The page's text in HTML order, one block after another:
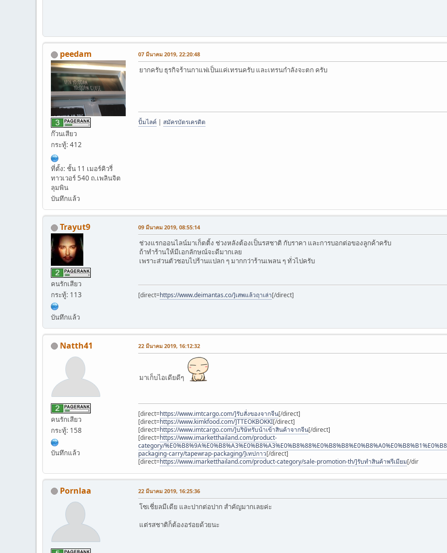
peedam
ก๊วนเสียว
กระทู้: 412
ที่ตั้ง: ชั้น 11 เมอร์คิวรี่
ทาวเวอร์ 540 ถ.เพลินจิต
ลุมพิน
บันทึกแล้ว
07 มีนาคม 2019, 22:20:48
ยากครับ ธุรกิจร้านกาแฟเป็นแค่เทรนครับ และเทรนกำลังจะตก ครับ
ปั้มไลค์ | สมัครบัตรเครดิต
Trayut9
คนรักเสียว
กระทู้: 113
บันทึกแล้ว
09 มีนาคม 2019, 08:55:14
ช่วงแรกออนไลน์มาเก็ตติ้ง ช่วงหลังต้องเป็นรสชาติ กับราคา และการบอกต่อของลูกค้าครับ
ถ้าทำร้านให้มีเอกลักษณ์จะดีมากเลย
เพราะส่วนตัวชอบไปร้านแปลก ๆ มากกว่าร้านเพลน ๆ ทั่วไปครับ
[direct=https://www.deimantas.co/]เสพแล้วฤาเล่า[/direct]
Natth41
คนรักเสียว
กระทู้: 158
บันทึกแล้ว
22 มีนาคม 2019, 16:12:32
มาเก็บไอเดียดีๆ
[direct=https://www.imtcargo.com/]รับสั่งของจากจีน[/direct]
[direct=https://www.kimkfood.com/]TTEOKBOKKI[/direct]
[direct=https://www.imtcargo.com/]บริษัทรับนำเข้าสินค้าจากจีน[/direct]
[direct=https://www.imarketthailand.com/product-
category/
packaging-carry/tapewrap-packaging/]เทปกาว[/direct]
[direct=https://www.imarketthailand.com/product-category/sale-promotion-th/]รับทำสินค้าพรีเมียม[/dir
Pornlaa 22 มีนาคม 2019, 16:25:36
โซเชี่ยลมีเดีย และปากต่อปาก สำคัญมากเลยค่ะ
แต่รสชาติก็ต้องอร่อยด้วยนะ